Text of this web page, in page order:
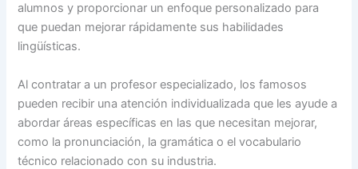
alumnos y proporcionar un enfoque personalizado para
que puedan mejorar rápidamente sus habilidades
lingüísticas.
Al contratar a un profesor especializado, los famosos
pueden recibir una atención individualizada que les ayude a
abordar áreas específicas en las que necesitan mejorar,
como la pronunciación, la gramática o el vocabulario
técnico relacionado con su industria.